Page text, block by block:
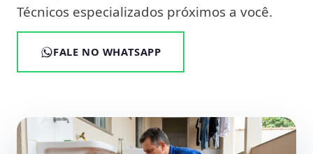
Técnicos especializados próximos a você.
FALE NO WHATSAPP